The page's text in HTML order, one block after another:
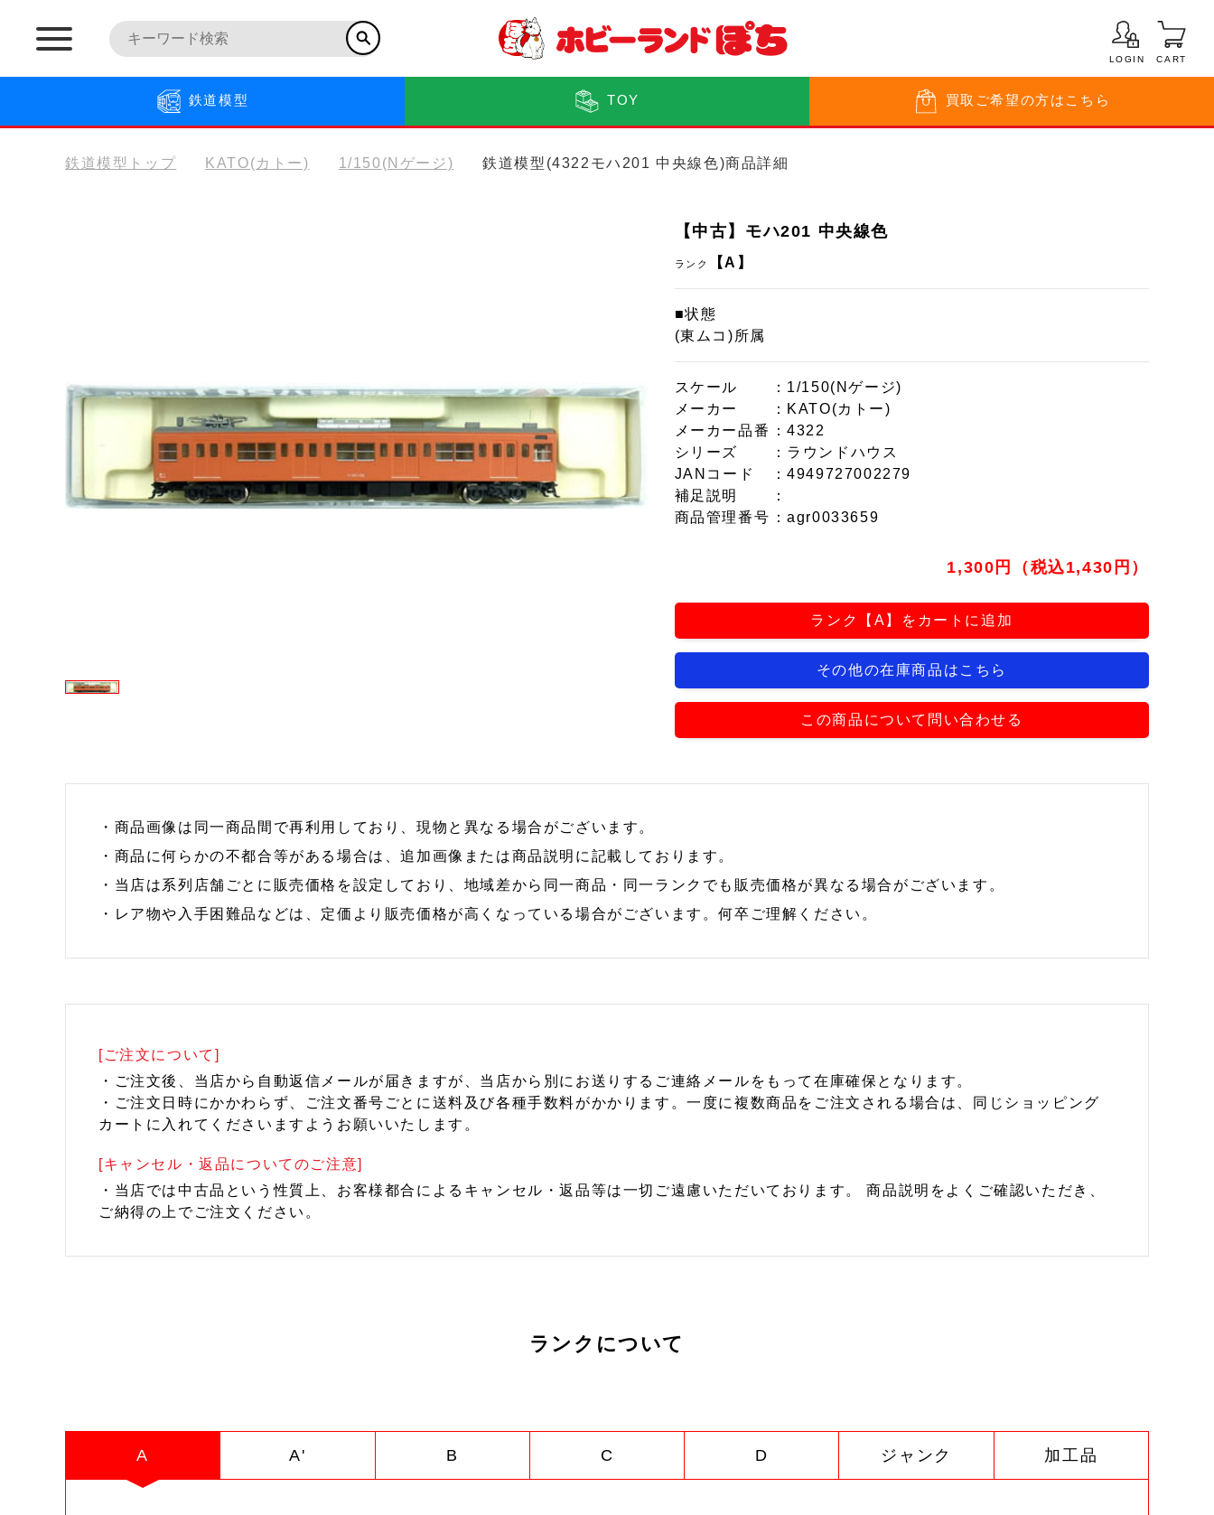
LOGIN CART
鉄道模型 TOY 買取 ご希望の方はこちら
鉄道模型トップ KATO(カトー) 1/150(Nゲージ) 鉄道模型(4322モハ201 中央線色)商品詳細
【中古】モハ201 中央線色
ランク 【A】
■状態
(東ムコ)所属
スケール
：1/150(Nゲージ)
メーカー
：KATO(カトー)
メーカー品番
：4322
シリーズ
：ラウンドハウス
JANコード
：4949727002279
補足説明
：
商品管理番号 ：agr0033659
1,300円（税込1,430円）
ランク【A】をカートに追加
その他の在庫商品はこちら
この商品について問い合わせる
・商品画像は同一商品間で再利用しており、現物と異なる場合がございます。
・商品に何らかの不都合等がある場合は、追加画像または商品説明に記載しております。
・当店は系列店舗ごとに販売価格を設定しており、地域差から同一商品・同一ランクでも販売価格が異なる場合がございます。
・レア物や入手困難品などは、定価より販売価格が高くなっている場合がございます。何卒ご理解ください。
[ご注文について]
・ご注文後、当店から自動返信メールが届きますが、当店から別にお送りするご連絡メールをもって在庫確保となります。
・ご注文日時にかかわらず、ご注文番号ごとに送料及び各種手数料がかかります。一度に複数商品をご注文される場合は、同じショッピング
カートに入れてくださいますようお願いいたします。
[キャンセル・返品についてのご注意]
・当店では中古品という性質上、お客様都合によるキャンセル・返品等は一切ご遠慮いただいております。 商品説明をよくご確認いただき、
ご納得の上でご注文ください。
ランクについて
A A' B C D ジャンク 加工品